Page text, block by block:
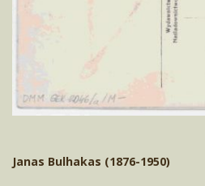
Janas Bulhakas (1876-1950)